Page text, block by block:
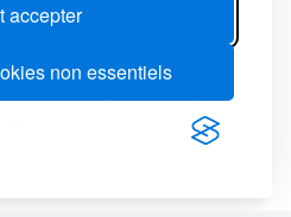
accepter
non essentiels
prestations de votre bien.
de locations afin de
fonction du type de bien
de la typologie (studio, T2, T3,
choisi (meublé ou vide).